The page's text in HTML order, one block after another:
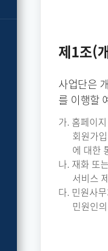
제1조(
사업단은
를 이행할
가. 홈페이
회원가
에 대한
나. 재화 또
서비스
다. 민원사
민원인